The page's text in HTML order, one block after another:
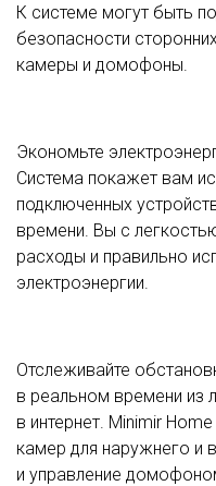
К системе могут быть
безопасности
камеры и домофоны.
Экономьте
Система покажет вам
подключенных
времени. Вы с
расходы и правильно
электроэнергии.
Отслеживайте
в реальном времени из
в интернет. Minimir
камер для наружнего и
и управление